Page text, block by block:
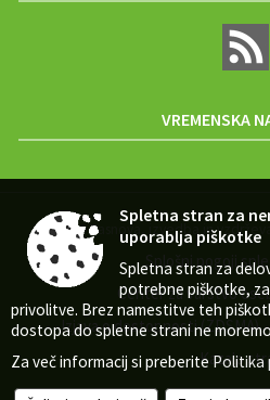
VREMENSKA
Zasnova, izvedba in
Center za varstvo
Izjava o dostopnosti (ZDSMA)
Kazalo
Spletna stran za
uporablja piškotke
Spletna stran za
potrebne piškotke,
privolitve. Brez namestitve teh
dostopa do spletne strani ne
Za več informacij si preberite Politika